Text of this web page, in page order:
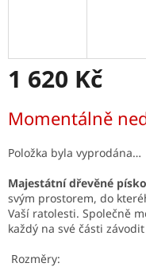
1 620 Kč
cena:
Momentálně
Položka byla vyprodána…
Majestátní dřevěné
svým prostorem, do
Vaší ratolesti. Společně
každý na své části
Rozměry: